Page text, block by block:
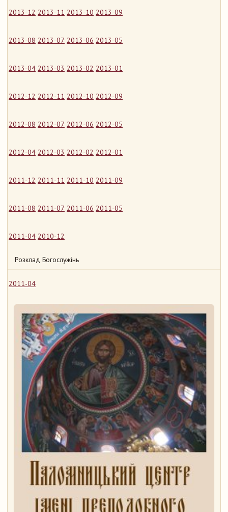
2013-12 2013-11 2013-10 2013-09
2013-08 2013-07 2013-06 2013-05
2013-04 2013-03 2013-02 2013-01
2012-12 2012-11 2012-10 2012-09
2012-08 2012-07 2012-06 2012-05
2012-04 2012-03 2012-02 2012-01
2011-12 2011-11 2011-10 2011-09
2011-08 2011-07 2011-06 2011-05
2011-04 2010-12
Розклад Богослужінь
2011-04